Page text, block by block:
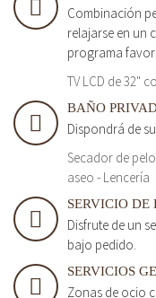
Combinación
relajarse en un
programa
TV LCD de 32"
BAÑO
Dispondrá de
Secador de
aseo - Lencería
SERVICIO DE
Disfrute de un
bajo pedido.
SERVICIOS
Zonas de ocio